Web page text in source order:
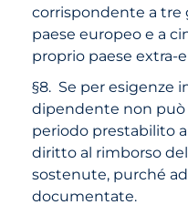
corrispondente a tre
paese europeo e a
proprio paese extra-
§8. Se per esigenze
dipendente non può
periodo prestabilito
diritto al rimborso
sostenute, purché
documentate.